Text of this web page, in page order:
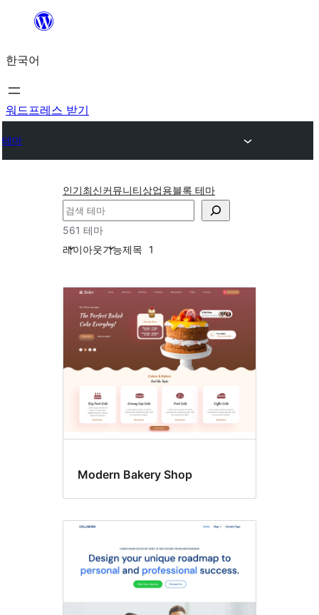
츠
로
바
가
한국어
워드프레스 받기
테마
인기최신커뮤니티상업용블록 테마
검
색
561 테마
레이아웃기능제목 1
료
Modern Bakery Shop